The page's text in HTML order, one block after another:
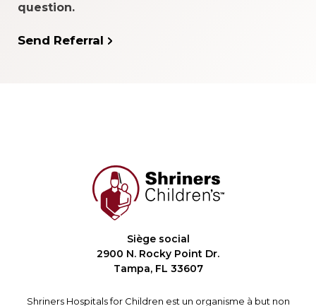
question.
Send Referral
Siège social
2900 N. Rocky Point Dr.
Tampa, FL 33607
Shriners Hospitals for Children est un organisme à but non